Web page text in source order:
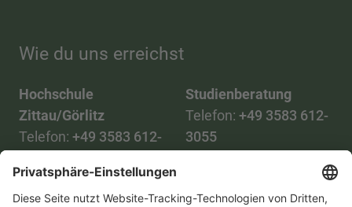
Wie du uns erreichst
Hochschule
Zittau/Görlitz
Telefon: +49 3583 612-
Mail:info(at)hszg.de
Studienberatung
Telefon: +49 3583 612-
3055
Mail: